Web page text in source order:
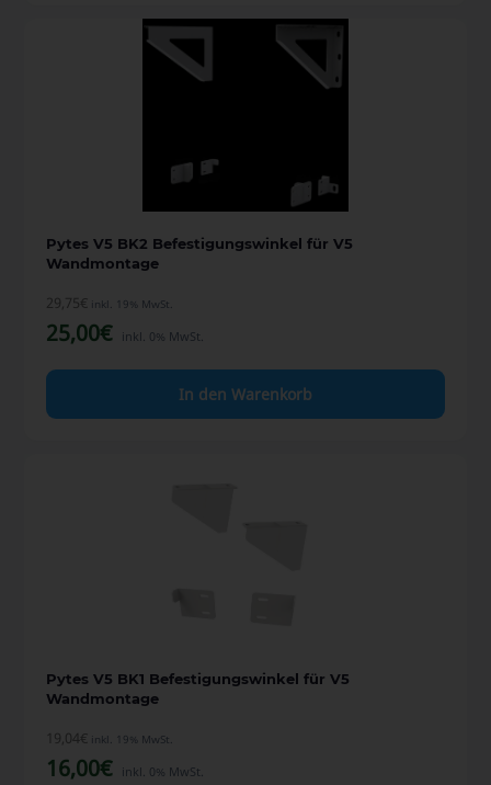
Pytes V5 BK2 Befestigungswinkel für V5
Wandmontage
29,75€ inkl. 19% MwSt.
25,00€ inkl. 0% MwSt.
In den Warenkorb
Pytes V5 BK1 Befestigungswinkel für V5
Wandmontage
19,04€ inkl. 19% MwSt.
16,00€ inkl. 0% MwSt.